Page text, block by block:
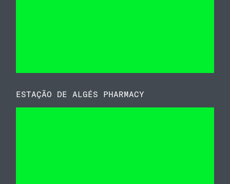
ESTAÇÃO DE ALGÉS PHARMACY